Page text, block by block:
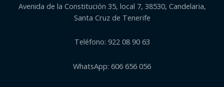
Avenida de la Constitución 35, local 7, 38530, Candelaria,
Santa Cruz de Tenerife
Teléfono: 922 08 90 63
WhatsApp: 606 656 056